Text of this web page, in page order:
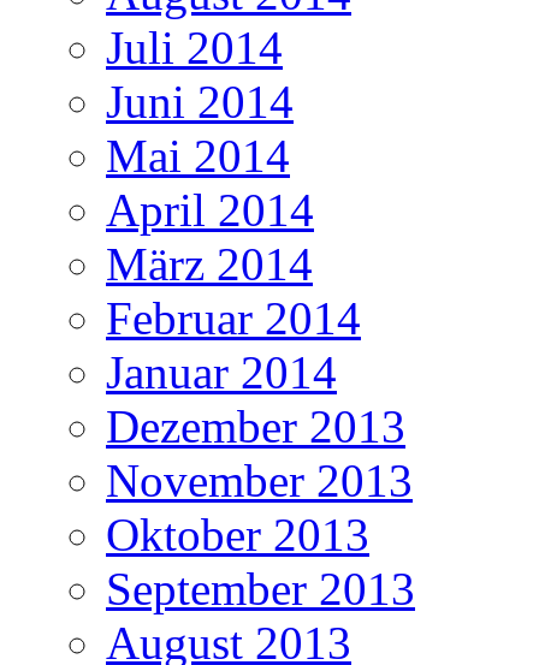
Juli 2014
Juni 2014
Mai 2014
April 2014
März 2014
Februar 2014
Januar 2014
Dezember 2013
November 2013
Oktober 2013
September 2013
August 2013